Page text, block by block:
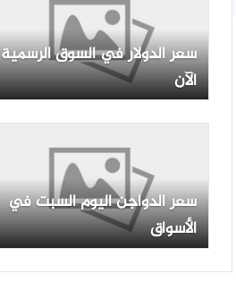
سعر الدولار في السوق الرسمية
الآن
سعر الدواجن اليوم السبت في
الأسواق